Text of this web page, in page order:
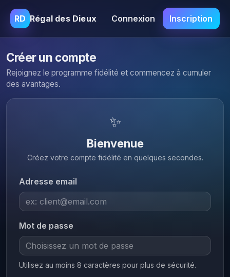
RD Régal des Dieux Connexion Inscription
Créer un compte
Rejoignez le programme fidélité et commencez à cumuler
des avantages.
✨
Bienvenue
Créez votre compte fidélité en quelques secondes.
Adresse email
Mot de passe
Utilisez au moins 8 caractères pour plus de sécurité.